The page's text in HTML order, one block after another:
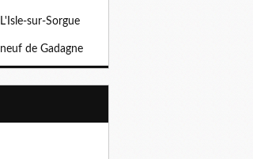
sur-Sorgue
de Gadagne